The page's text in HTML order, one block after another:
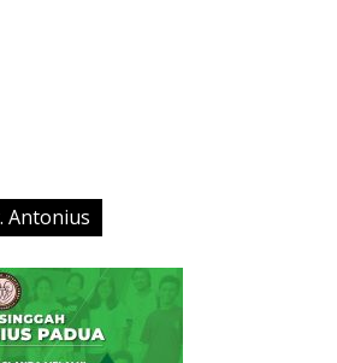
Antonius